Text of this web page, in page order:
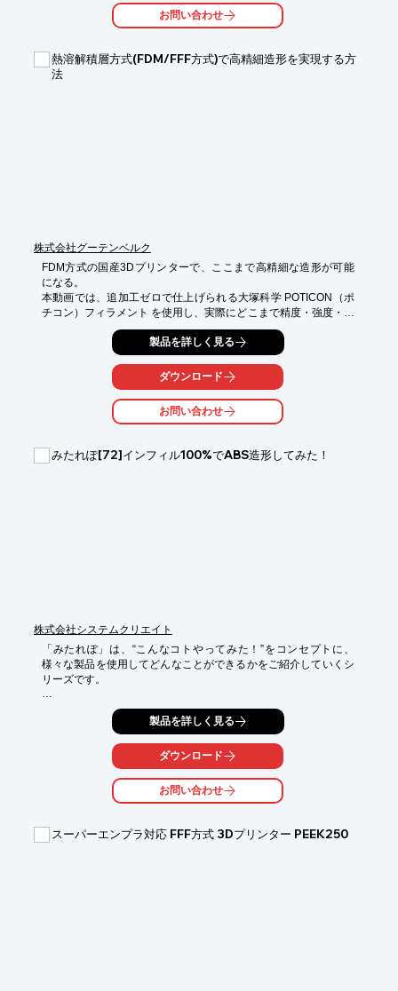
水冷システム搭載のデュアルエクストルーダーや高温耐性を持つ
駆動ユニットにより、過酷な環境下でも安定した高品質な部品製
お問い合わせ
熱溶解積層方式(FDM/FFF方式)で高精細造形を実現する方
法
株式会社グーテンベルク
FDM方式の国産3Dプリンターで、ここまで高精細な造形が可能
になる。
本動画では、追加工ゼロで仕上げられる大塚科学 POTICON（ポ
チコン）フィラメント を使用し、実際にどこまで精度・強度・意
匠性を高められるのかを徹底検証しました。
まず最初の大きなポイントは、“追加工が不要” であることです。
一般的なFDM造形では、表面の段差や積層痕を消すために研磨や
後加工が必要とされることが多いですが、今回のサンプルはすべ
て造形そのまま。後からヤスリがけを行っていないにもかかわら
ず、非常に滑らかで均一な表面品質を実現しています。これは
イヤー設定の組み合わせによるものです。
製品を詳しく見る
ダウンロード
お問い合わせ
みたれぽ[72]インフィル100%でABS造形してみた！
株式会社システムクリエイト
「みたれぽ」は、“こんなコトやってみた！”をコンセプトに、
様々な製品を使用してどんなことができるかをご紹介していくシ
リーズです。
システムクリエイトが取り扱う幅広い製品ジャンルから、毎回ち
ょっとしたお役立ち情報をお届けします。
Vol.72では、ABSの材料を使って、インフィル充填率100%で
造形することでモデルがどのようになるか調べてみました。
FFF方式3Dプリンタで使用される樹脂の中でも、
特に「ABS」は強度や耐久性など優れた特性があるため、今でも
製品を詳しく見る
ダウンロード
お問い合わせ
スーパーエンプラ対応 FFF方式 3Dプリンター PEEK250